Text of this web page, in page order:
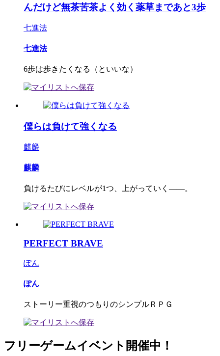
んだけど無茶苦茶よく効く薬草まであと3歩
七進法
七進法
6歩は歩きたくなる（といいな）
僕らは負けて強くなる
麒麟
麒麟
負けるたびにレベルが1つ、上がっていく――。
PERFECT BRAVE
ぽん
ぽん
ストーリー重視のつもりのシンプルＲＰＧ
フリーゲームイベント開催中！